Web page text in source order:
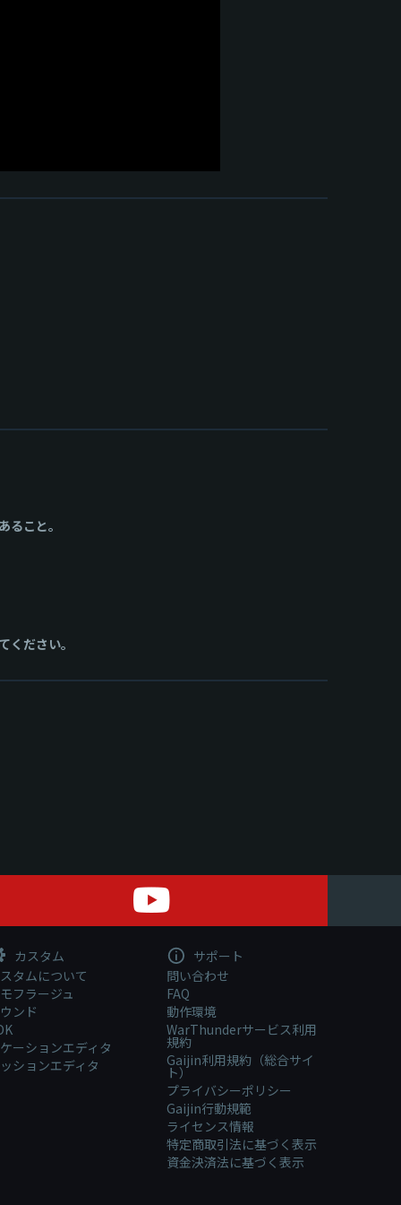
こと。
ださい。
カスタム
タムについて
フラージュ
ンド
ーションエディタ
ションエディタ
サポート
問い合わせ
FAQ
動作環境
WarThunderサービス利用
規約
Gaijin利用規約（総合サイ
ト）
プライバシーポリシー
Gaijin行動規範
ライセンス情報
特定商取引法に基づく表示
資金決済法に基づく表示